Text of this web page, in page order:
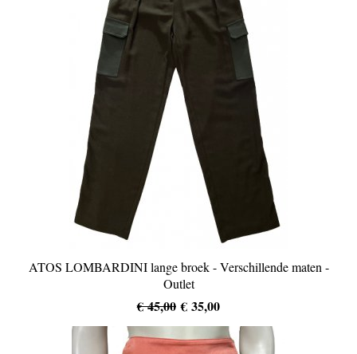
ATOS LOMBARDINI lange broek - Verschillende maten -
Outlet
€ 45,00 € 35,00